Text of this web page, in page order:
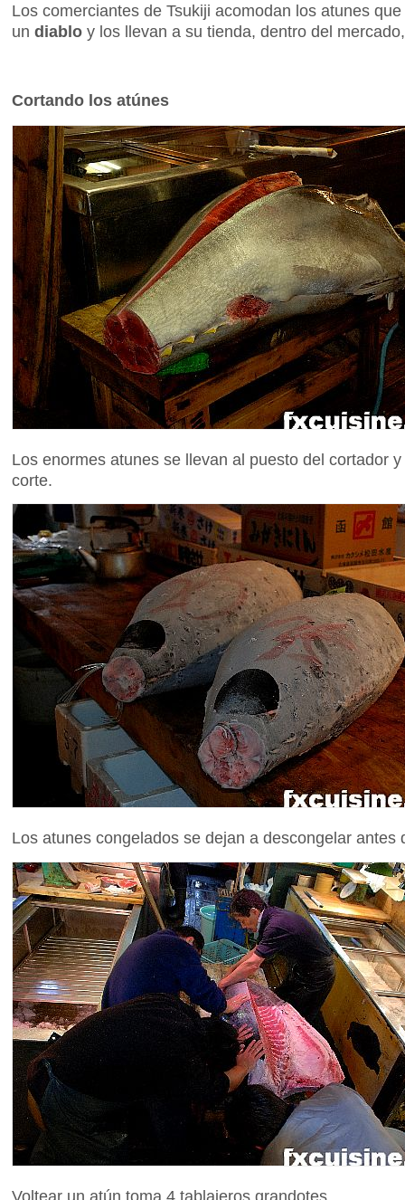
Los comerciantes de Tsukiji acomodan los atunes
un diablo y los llevan a su tienda, dentro del
Cortando los atúnes
Los enormes atunes se llevan al puesto del cortador
corte.
Los atunes congelados se dejan a descongelar antes
Voltear un atún toma 4 tablajeros grandotes.